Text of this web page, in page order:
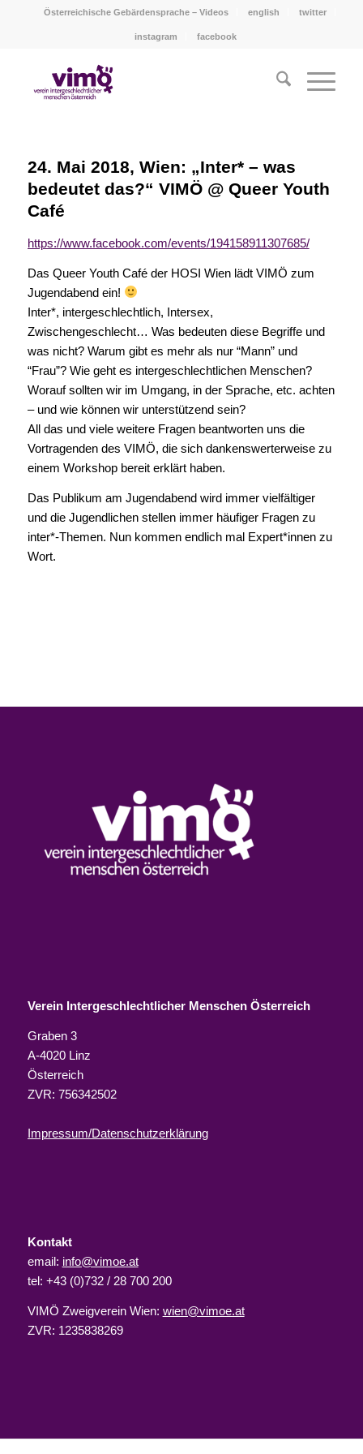
Österreichische Gebärdensprache – Videos english twitter
instagram facebook
24. Mai 2018, Wien: „Inter* – was
bedeutet das?“ VIMÖ @ Queer Youth
Café
https://www.facebook.com/events/194158911307685/
Das Queer Youth Café der HOSI Wien lädt VIMÖ zum
Jugendabend ein!
Inter*, intergeschlechtlich, Intersex,
Zwischengeschlecht… Was bedeuten diese Begriffe und
was nicht? Warum gibt es mehr als nur “Mann” und
“Frau”? Wie geht es intergeschlechtlichen Menschen?
Worauf sollten wir im Umgang, in der Sprache, etc. achten
– und wie können wir unterstützend sein?
All das und viele weitere Fragen beantworten uns die
Vortragenden des VIMÖ, die sich dankenswerterweise zu
einem Workshop bereit erklärt haben.
Das Publikum am Jugendabend wird immer vielfältiger
und die Jugendlichen stellen immer häufiger Fragen zu
inter*-Themen. Nun kommen endlich mal Expert*innen zu
Wort.
Verein Intergeschlechtlicher Menschen Österreich
Graben 3
A-4020 Linz
Österreich
ZVR: 756342502
Impressum/Datenschutzerklärung
Kontakt
email: info@vimoe.at
tel: +43 (0)732 / 28 700 200
VIMÖ Zweigverein Wien: wien@vimoe.at
ZVR: 1235838269